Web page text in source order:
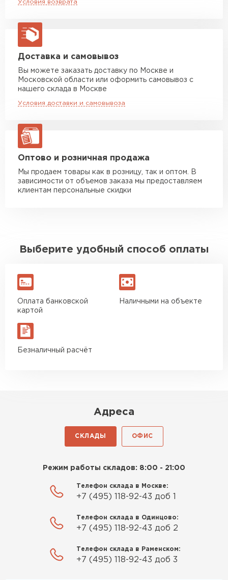
макс. длина груза 13,5 м
Манипулятор до 5 тн
макс. длина груза 6 м
Манипулятор до 10 тн
макс. длина груза 8 м
Манипулятор до 20 тн
Условия возврата
Доставка и самовывоз
Вы можете заказать доставку по Москве и
Московской области или оформить самовывоз с
нашего склада в Москве
Условия доставки и самовывоза
Оптово и розничная продажа
Мы продаем товары как в розницу, так и оптом. В
зависимости от объемов заказа мы предоставляем
клиентам персональные скидки
Выберите удобный способ оплаты
Оплата банковской
картой
Наличными на объекте
Безналичный расчёт
Адреса
СКЛАДЫ ОФИС
Режим работы складов: 8:00 - 21:00
Телефон склада в Москве:
+7 (495) 118-92-43 доб 1
Телефон склада в Одинцово:
+7 (495) 118-92-43 доб 2
Телефон склада в Раменском:
+7 (495) 118-92-43 доб 3